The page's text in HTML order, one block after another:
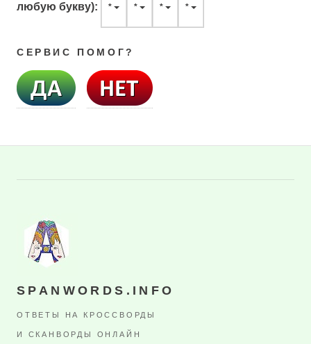
любую букву): * * * *
СЕРВИС ПОМОГ?
SPANWORDS.INFO
ОТВЕТЫ НА КРОССВОРДЫ
И СКАНВОРДЫ ОНЛАЙН